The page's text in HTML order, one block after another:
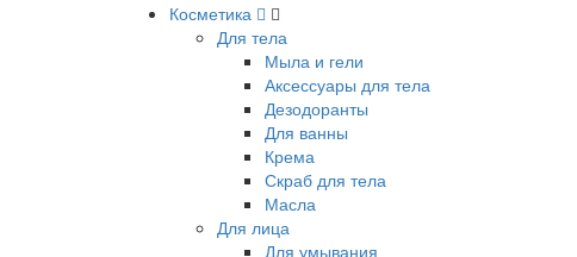
Косметика
Для тела
Мыла и гели
Аксессуары для тела
Дезодоранты
Для ванны
Крема
Скраб для тела
Масла
Для лица
Для умывания